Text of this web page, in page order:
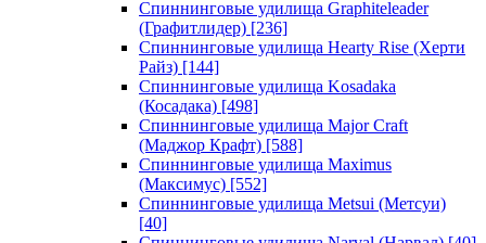
Спиннинговые удилища Graphiteleader
(Графитлидер) [236]
Спиннинговые удилища Hearty Rise (Херти
Райз) [144]
Спиннинговые удилища Kosadaka
(Косадака) [498]
Спиннинговые удилища Major Craft
(Маджор Крафт) [588]
Спиннинговые удилища Maximus
(Максимус) [552]
Спиннинговые удилища Metsui (Метсуи)
[40]